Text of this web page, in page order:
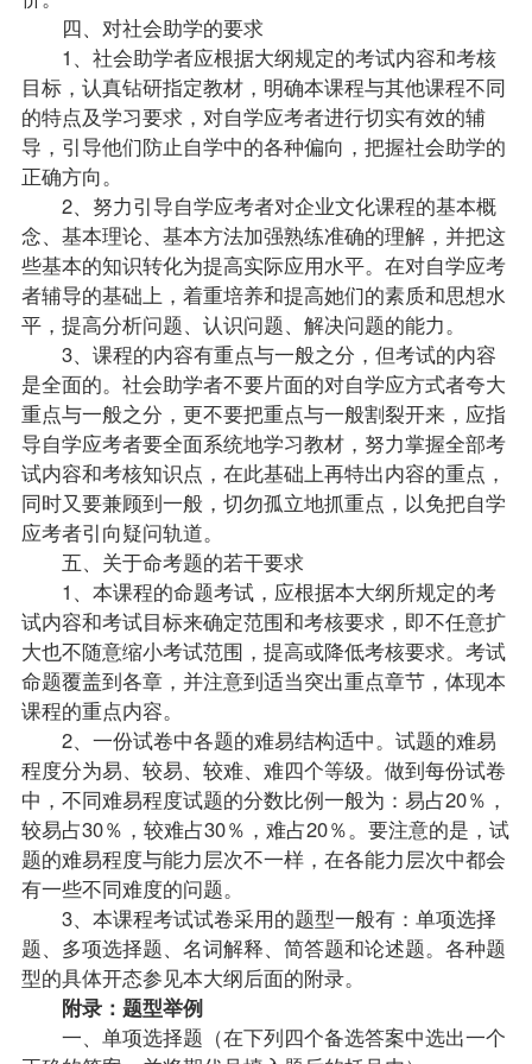
四、对社会助学的要求
1、社会助学者应根据大纲规定的考试内容和考核
目标，认真钻研指定教材，明确本课程与其他课程不同
的特点及学习要求，对自学应考者进行切实有效的辅
导 ，引导他们防止自学中的各种偏向，把握社会助学的
正确方向。
2、努力引导自学应考者对企业文化课程的基本概
念、基本理论、基本方法加强熟练准确的理解，并把这
些基本的知识转化为提高实际应用水平。在对自学应考
者辅导的基础上，着重培养和提高她们的素质和思想水
平，提高分析问题、认识问题、解决问题的能力。
3、课程的内容有重点与一般之分，但考试的内容
是全面的。社会助学者不要片面的对自学应方式者夸大
重点与一般之分，更不要把重点与一般割裂开来，应指
导自学应考者要全面系统地学习教材，努力掌握全部考
试内容和考核知识点，在此基础上再特出内容的重点，
同时又要兼顾到一般，切勿孤立地抓重点，以免把自学
应考者引向疑问轨道。
五、关于命考题的若干要求
1、本课程的命题考试，应根据本大纲所规定的考
试内容和考试目标来确定范围和考核要求，即不任意扩
大也不随意缩小考试范围，提高或降低考核要求。考试
命题覆盖到各章，并注意到适当突出重点章节，体现本
课程的重点内容。
2、一份试卷中各题的难易结构适中。 试题的难易
程度分为易、较易、较难、难四个等级。做到每份试卷
中，不同难易程度试题的分数比例一般为：易占20％，
较易占30％，较难占30％，难占20％。要注意的是，试
题的难易程度与能力层次不一样，在各能力层次中都会
有一些不同难度的问题。
3、本课程考试试卷采用的题型一般有：单项选择
题、多项选择题、名词解释、简答题和论述题。各种题
型的具体开态参见本大纲后面的附录。
附录：题型举例
一、单项选择题（在下列四个备选答案中选出一个